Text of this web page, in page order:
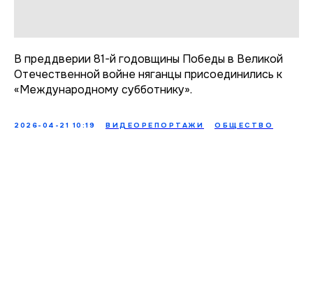
В преддверии 81-й годовщины Победы в Великой
Отечественной войне няганцы присоединились к
«Международному субботнику».
2026-04-21 10:19 ВИДЕОРЕПОРТАЖИ ОБЩЕСТВО